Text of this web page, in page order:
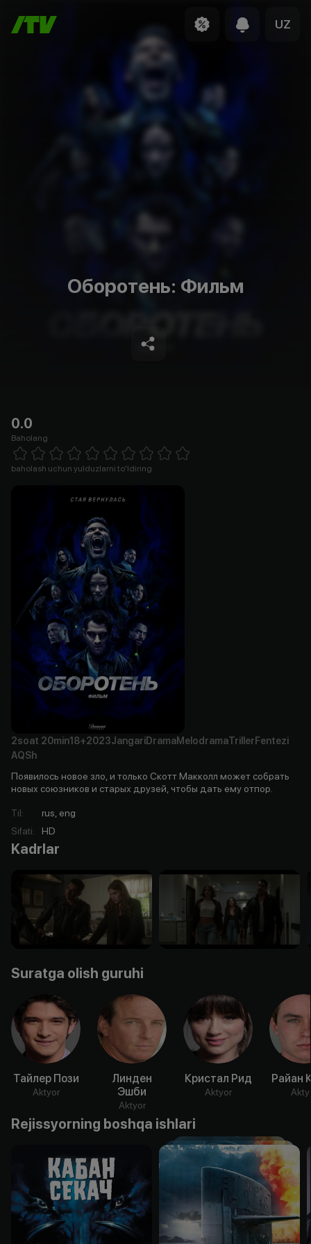
UZ
Оборотень: Фильм
0.0
Baholang
1 Star 2 Stars 3 Stars 4 Stars5 Stars 6 Stars7 Stars8 Stars
baholash uchun yulduzlarni to'ldiring
2soat 20min18+2023JangariDramaMelodramaTriller Fentezi
AQSh
Появилось новое зло, и только Скотт Макколл может собрать
новых союзников и старых друзей, чтобы дать ему отпор.
Til:
rus, eng
Sifati: HD
Kadrlar
Suratga olish guruhi
Тайлер Пози
Aktyor
Линден
Эшби
Aktyor
Кристал Рид
Aktyor
Райан
Rejissyorning boshqa ishlari